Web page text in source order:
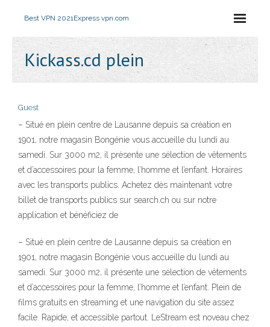
Best VPN 2021Express vpn.com
Kickass.cd plein
Guest
– Situé en plein centre de Lausanne depuis sa création en
1901, notre magasin Bongénie vous accueille du lundi au
samedi. Sur 3000 m2, il présente une sélection de vêtements
et d’accessoires pour la femme, l’homme et l’enfant. Horaires
avec les transports publics. Achetez dès maintenant votre
billet de transports publics sur search.ch ou sur notre
application et bénéficiez de
– Situé en plein centre de Lausanne depuis sa création en
1901, notre magasin Bongénie vous accueille du lundi au
samedi. Sur 3000 m2, il présente une sélection de vêtements
et d’accessoires pour la femme, l’homme et l’enfant. Plein de
films gratuits en streaming et une navigation du site assez
facile. Rapide, et accessible partout. LeStream est noveau chez